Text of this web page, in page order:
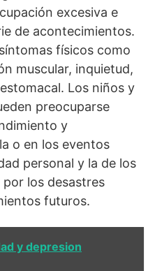
excesiva e
de acontecimientos.
físicos como
muscular, inquietud,
Los niños y
preocuparse
y
o en los eventos
personal y la de los
los desastres
futuros.
y depresion